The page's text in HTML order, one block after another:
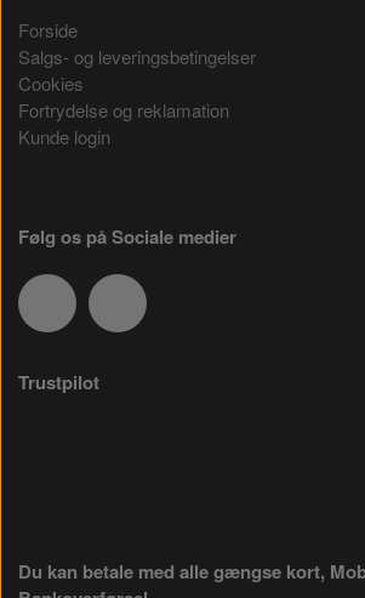
Forside
Salgs- og leveringsbetingelser
Cookies
Fortrydelse og reklamation
Kunde login
Følg os på Sociale medier
Trustpilot
Du kan betale med alle gængse kort,